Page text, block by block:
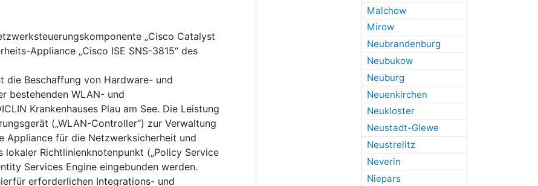
Malchow
Mirow
Neubrandenburg
Neubukow
Neuburg
Neuenkirchen
Neukloster
Neustadt-Glewe
Neustrelitz
Neverin
Niepars
„Cisco Catalyst
Appliance „Cisco ISE SNS-3815“ des
die Beschaffung von Hardware- und
bestehenden WLAN- und
Krankenhauses Plau am See. Die Leistung
(„WLAN-Controller“) zur Verwaltung
Appliance für die Netzwerksicherheit und
Richtlinienknotenpunkt („Policy Service
Services Engine eingebunden werden.
erforderlichen Integrations- und